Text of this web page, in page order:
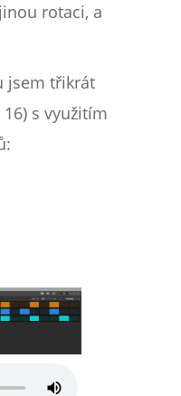
rotaci, a
jsem třikrát
s využitím